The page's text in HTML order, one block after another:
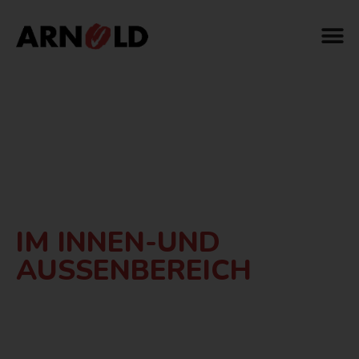
IM INNEN-UND
AUSSENBEREICH